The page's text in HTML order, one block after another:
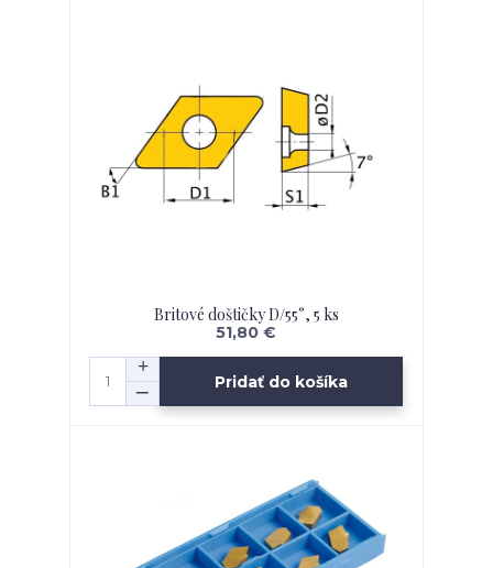
Britové doštičky D/55°, 5 ks
51,80 €
Pridať do košíka